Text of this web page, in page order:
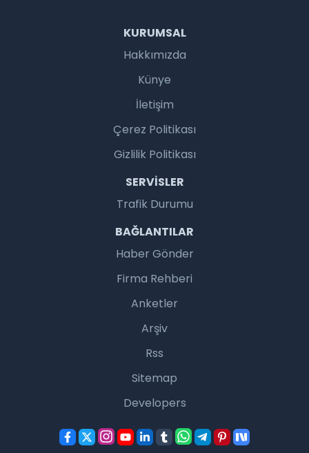
KURUMSAL
Hakkımızda
Künye
İletişim
Çerez Politikası
Gizlilik Politikası
SERVISLER
Trafik Durumu
BAĞLANTILAR
Haber Gönder
Firma Rehberi
Anketler
Arşiv
Rss
Sitemap
Developers